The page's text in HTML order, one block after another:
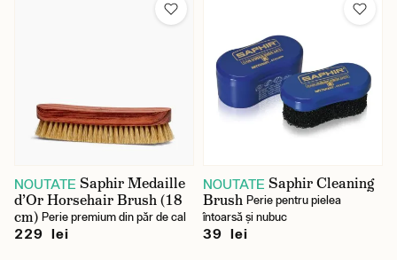
NOUTATE Saphir Medaille
d’Or Horsehair Brush (18
cm) Perie premium din păr de cal
229 lei
NOUTATE Saphir Cleaning
Brush Perie pentru pielea
întoarsă și nubuc
39 lei